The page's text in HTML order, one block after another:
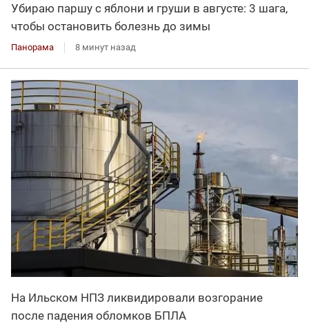
Убираю паршу с яблони и груши в августе: 3 шага,
чтобы остановить болезнь до зимы
Панорама 8 минут назад
На Ильском НПЗ ликвидировали возгорание
после падения обломков БПЛА